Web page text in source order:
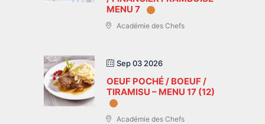
MENU 7
Académie des Chefs
Sep 03 2026
OEUF POCHÉ / BOEUF /
TIRAMISU – MENU 17 (12)
Académie des Chefs